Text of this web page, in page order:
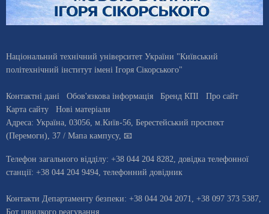
Національний технічний університет України "Київський
політехнічний інститут імені Ігоря Сікорського"
Контактні дані Обов'язкова інформація Бренд КПІ
Про сайт
Карта сайту
Нові матеріали
Адреса: Україна, 03056, м.Київ-56, Берестейський проспект
(Перемоги), 37 / Мапа кампусу, 📧
Телефон загального відділу: +38 044 204 8282, довiдка телефонної
станцiї: +38 044 204 9494, телефонний довідник
Контакти Департаменту безпеки: +38 044 204 2071, +38 097 373 5387,
Бот швидкого реагування